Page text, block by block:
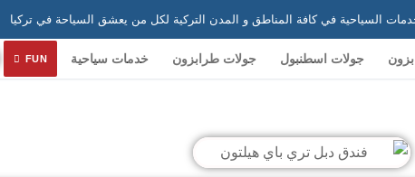
جولات اسطنبول جولات طرابزون خدمات سياحية FUN